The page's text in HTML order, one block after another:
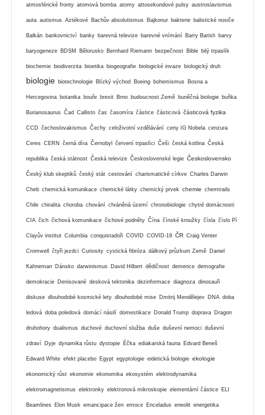
atmosférické fronty atomová bomba atomy attosekundové pulsy austroslavismus
auta autismus Aztékové Bachův absolutismus Bajkonur bakterie balistické nosiče
Balkán bankovnictví banky barevná televize barevné vnímání Barry Barish barvy
baryogeneze BDSM Bělorusko Bernhard Riemann bezpečnost Bible bilý trpaslík
biochemie biodiverzita bioetika biogeografie biologické invaze biologický druh
biologie biotechnologie Blízký východ Boeing bohemismus Bosna a
Hercegovina botanika bouře brexit Brno budoucnost Země buněčná biologie buňka
Burianosaurus Čad Callisto čas časomíra částice částicová částicová fyzika
CCD čechoslovakismus Čechy celoživotní vzdělávání ceny IG Nobela cenzura
Ceres CERN černá díra Černobyl červení trpaslíci Češi česká kotlina Česká
republika česká státnost Česká televize Československé legie Československo
Český klub skeptiků český stát cestování charismatické církve Charles Darwin
Cheb chemická komunikace chemické látky chemický prvek chemie chemtrails
Chile chiralita choroba chování chráněná území chronobiologie chytré domácnosti
CIA čich čichová komunikace čichové podněty Čína čínské kroužky čísla číslo Pí
Clayův institut Columbia conquistadoři COVID COVID-19 ČR Craig Venter
Cromwell čtyři jezdci Curiosity cystická fibróza dálkový průzkum Země Daniel
Kahneman Dánsko darwinismus David Hilbert dědičnost demence demografie
demokracie Denisované desková tektonika dezinformace diagnoza dinosauři
diskuse dlouhodobé kosmické lety dlouhodobé mise Dmitrij Mendělejev DNA doba
ledová doba poledová domácí násilí domestikace Donald Trump doprava Dragon
druhohory dualismus duchové duchovní služba duše duševní nemoci duševní
zdraví Dyje dynamika růstu dystopie Éčka ediakarská fauna Edvard Beneš
Edward White efekt placebo Egypt egyptologie eidetická biologie ekologie
ekonomický růst ekonomie ekonomika ekosystém elektrodynamika
elektromagnetismus elektronky elektronová mikroskopie elementární částice ELI
Beamlines Elon Musk emancipace žen emoce Enceladus eneolit energetika